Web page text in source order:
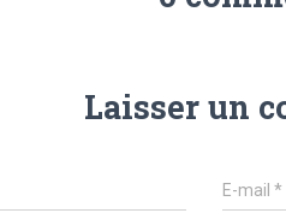
Laisser un
E-mail*